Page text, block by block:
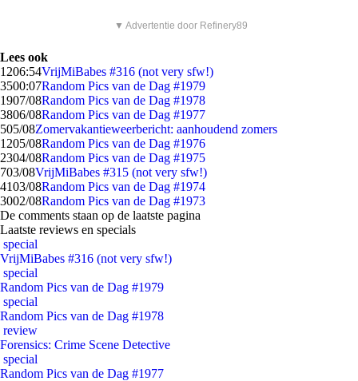
▼ Advertentie door Refinery89
Lees ook
1206:54VrijMiBabes #316 (not very sfw!)
3500:07Random Pics van de Dag #1979
1907/08Random Pics van de Dag #1978
3806/08Random Pics van de Dag #1977
505/08Zomervakantieweerbericht: aanhoudend zomers
1205/08Random Pics van de Dag #1976
2304/08Random Pics van de Dag #1975
703/08VrijMiBabes #315 (not very sfw!)
4103/08Random Pics van de Dag #1974
3002/08Random Pics van de Dag #1973
De comments staan op de laatste pagina
Laatste reviews en specials
special
VrijMiBabes #316 (not very sfw!)
special
Random Pics van de Dag #1979
special
Random Pics van de Dag #1978
review
Forensics: Crime Scene Detective
special
Random Pics van de Dag #1977